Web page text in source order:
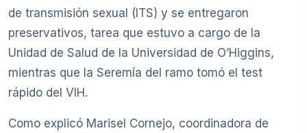
de transmisión sexual (ITS) y se entregaron
preservativos, tarea que estuvo a cargo de la
Unidad de Salud de la Universidad de O’Higgins,
mientras que la Seremía del ramo tomó el test
rápido del VIH.
Como explicó Marisel Cornejo, coordinadora de